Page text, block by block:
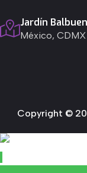
Jardín
México, CDMX
Copyright ©